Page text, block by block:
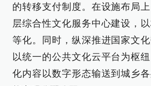
的转移支付制度。在设施布局
层综合性文化服务中心建设，
等化。同时，纵深推进国家文化
以统一的公共文化云平台为枢
化内容以数字形态输送到城乡